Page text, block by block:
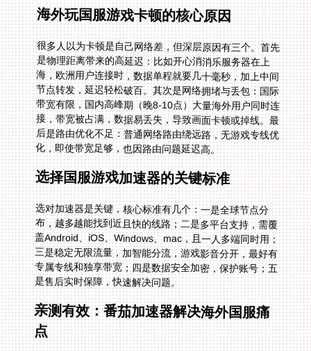
海外玩国服游戏卡顿的核心原因
很多人以为卡顿是自己网络差，但深层原因有三个。首先
是物理距离带来的高延迟：比如开心消消乐服务器在上
海，欧洲用户连接时，数据单程就要几十毫秒，加上中间
节点转发，延迟轻松破百。其次是网络拥堵与丢包：国际
带宽有限，国内高峰期（晚8-10点）大量海外用户同时连
接，带宽被占满，数据易丢失，导致画面卡顿或掉线。最
后是路由优化不足：普通网络路由绕远路，无游戏专线优
化，即使带宽足够，也因路由问题延迟高。
选择国服游戏加速器的关键标准
选对加速器是关键，核心标准有几个：一是全球节点分
布，越多越能找到近且快的线路；二是多平台支持，需覆
盖Android、iOS、Windows、mac，且一人多端同时用；
三是稳定无限流量，加智能分流，游戏影音分开，最好有
专属专线和独享带宽；四是数据安全加密，保护账号；五
是售后实时保障，快速解决问题。
亲测有效：番茄加速器解决海外国服痛
点